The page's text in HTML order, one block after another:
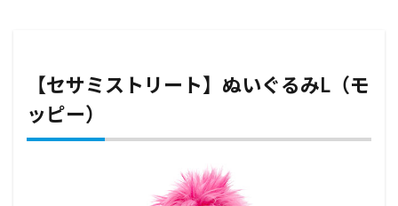
【セサミストリート】ぬいぐるみL（モ
ッピー）